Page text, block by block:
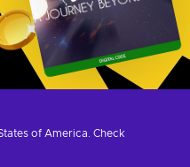
of America. Check